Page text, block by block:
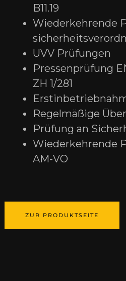
B11.19
Wiederkehrende
UVV Prüfungen
Pressenprüfung
ZH 1/281
Regelmäßige
Prüfung an
Wiederkehrende
AM-VO
ZUR PRODUKTSEITE